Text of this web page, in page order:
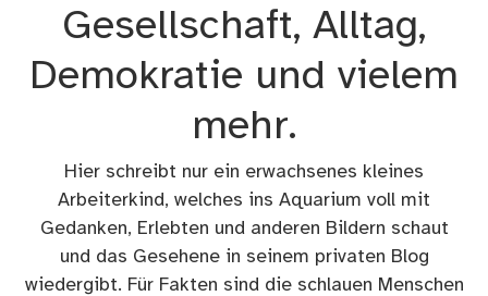
Gesellschaft, Alltag,
Demokratie und vielem
mehr.
Hier schreibt nur ein erwachsenes kleines
Arbeiterkind, welches ins Aquarium voll mit
Gedanken, Erlebten und anderen Bildern schaut
und das Gesehene in seinem privaten Blog
wiedergibt. Für Fakten sind die schlauen Menschen